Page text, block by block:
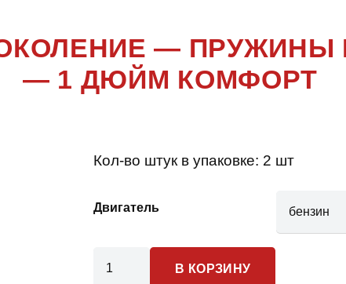
1
ПОКОЛЕНИЕ —
— 1 ДЮЙМ КОМФОРТ
Кол-во штук в упаковке: 2 шт
Двигатель
В КОРЗИНУ